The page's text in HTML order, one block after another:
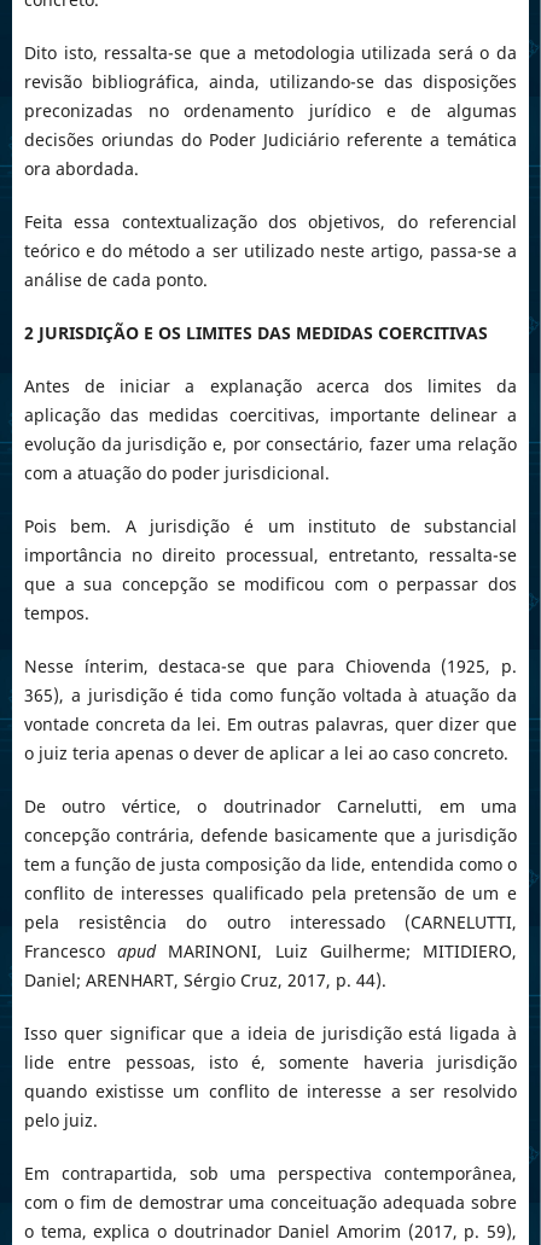
Dito isto, ressalta-se que a metodologia utilizada será o da
revisão bibliográfica, ainda, utilizando-se das disposições
preconizadas no ordenamento jurídico e de algumas
decisões oriundas do Poder Judiciário referente a temática
ora abordada.
Feita essa contextualização dos objetivos, do referencial
teórico e do método a ser utilizado neste artigo, passa-se a
análise de cada ponto.
2 JURISDIÇÃO E OS LIMITES DAS MEDIDAS COERCITIVAS
Antes de iniciar a explanação acerca dos limites da
aplicação das medidas coercitivas, importante delinear a
evolução da jurisdição e, por consectário, fazer uma relação
com a atuação do poder jurisdicional.
Pois bem. A jurisdição é um instituto de substancial
importância no direito processual, entretanto, ressalta-se
que a sua concepção se modificou com o perpassar dos
tempos.
Nesse ínterim, destaca-se que para Chiovenda (1925, p.
365), a jurisdição é tida como função voltada à atuação da
vontade concreta da lei. Em outras palavras, quer dizer que
o juiz teria apenas o dever de aplicar a lei ao caso concreto.
De outro vértice, o doutrinador Carnelutti, em uma
concepção contrária, defende basicamente que a jurisdição
tem a função de justa composição da lide, entendida como o
conflito de interesses qualificado pela pretensão de um e
pela resistência do outro interessado (CARNELUTTI,
FrancescoapudMARINONI, Luiz Guilherme; MITIDIERO,
Daniel; ARENHART, Sérgio Cruz, 2017, p. 44).
Isso quer significar que a ideia de jurisdição está ligada à
lide entre pessoas, isto é, somente haveria jurisdição
quando existisse um conflito de interesse a ser resolvido
pelo juiz.
Em contrapartida, sob uma perspectiva contemporânea,
com o fim de demostrar uma conceituação adequada sobre
o tema, explica o doutrinador Daniel Amorim (2017, p. 59),